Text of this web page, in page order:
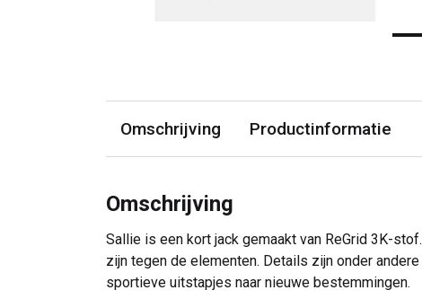
Omschrijving Productinformatie
Omschrijving
Sallie is een kort jack gemaakt van ReGrid 3K-
zijn tegen de elementen. Details zijn onder
sportieve uitstapjes naar nieuwe bestemmingen.